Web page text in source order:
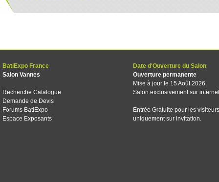
BatiExpo France
Salon Vannes
Recherche Catalogue
Demande de Devis
Forums BatiExpo
Espace Exposants
Date d'Ouverture du Salon
Ouverture permanente
Mise à jour le 15 Août 2026
Salon exclusivement sur internet
Entrée Gratuite pour les visiteurs
uniquement sur invitation.